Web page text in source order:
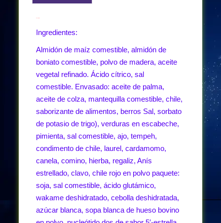
Ingredientes:
Almidón de maíz comestible, almidón de
boniato comestible, polvo de madera, aceite
vegetal refinado. Ácido cítrico, sal
comestible. Envasado: aceite de palma,
aceite de colza, mantequilla comestible, chile,
saborizante de alimentos, berros Sal, sorbato
de potasio de trigo), verduras en escabeche,
pimienta, sal comestible, ajo, tempeh,
condimento de chile, laurel, cardamomo,
canela, comino, hierba, regaliz, Anís
estrellado, clavo, chile rojo en polvo paquete:
soja, sal comestible, ácido glutámico,
wakame deshidratado, cebolla deshidratada,
azúcar blanca, sopa blanca de hueso bovino